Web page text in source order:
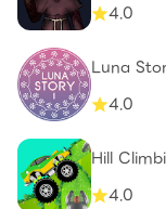
4.0
Luna
4.0
Hill
4.0